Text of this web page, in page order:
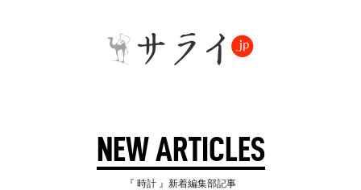
NEW ARTICLES
『 時計 』新着編集部記事